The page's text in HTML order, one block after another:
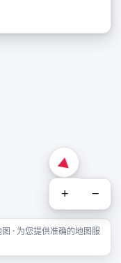
+ −
· 为您提供准确的地图服